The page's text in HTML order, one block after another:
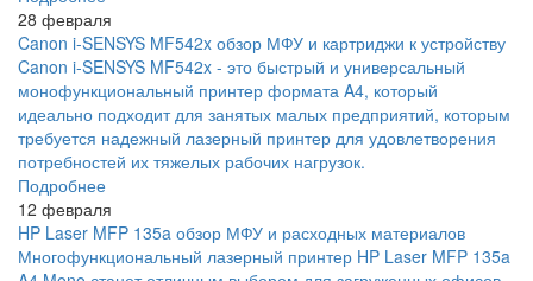
28 февраля
Canon i-SENSYS MF542x обзор МФУ и картриджи к устройству
Canon i-SENSYS MF542x - это быстрый и универсальный
монофункциональный принтер формата A4, который
идеально подходит для занятых малых предприятий, которым
требуется надежный лазерный принтер для удовлетворения
потребностей их тяжелых рабочих нагрузок.
Подробнее
12 февраля
HP Laser MFP 135a обзор МФУ и расходных материалов
Многофункциональный лазерный принтер HP Laser MFP 135a